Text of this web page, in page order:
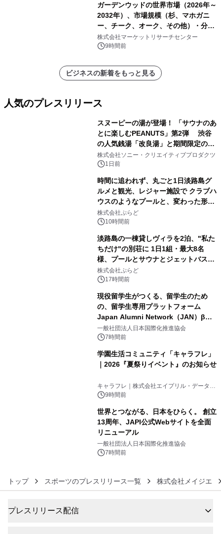
ガーデンウッドの世界市場（2026年～
2032年）、市場規模（杉、マホガニ
ー、チーク、オーク、その他）・分析
レポートを発表
株式会社マーケットリサーチセンター
9時間前
ビジネスの新着をもっと見る
人気のプレスリリース
スヌーピーの湯が登場！ 「サウナのあ
とに楽しむPEANUTS」第2弾 渋谷
の人気銭湯「改良湯」と期間限定のコ
ラボレーション サウナイキタイコラ
ボグッズも発売決定！
株式会社ソニー・クリエイティブプロダクツ
1日前
時間に追われず、丸ごと1日淡路島グ
ルメと観光、レジャー施設で クラブハ
ウスのようなプールと、変わった形の
サウナも 「THE BOXY AWAJI」のお
得な素泊まり連泊プランで
株式会社ぷらど
10時間前
淡路島の一棟貸しヴィラを2泊、"私た
ちだけ"の別荘に 1日1組・最大8名
様、プールとサウナとジェットバス付
きで Villa Mon Temps AWAJIの連泊
素泊りプラン
株式会社ぷらど
17時間前
現役留学生がつくる、留学生のため
の、留学生専用プラットフォーム
Japan Alumni Network（JAN）β版
をリリース
一般社団法人日本国際化推進協会
7時間前
学園生活コミュニティ「キャラフレ」
｜2026『夏祭りイベント』のお知らせ
キャラフレ｜株式会社エイプリル・データ・
デザインズ
9時間前
世界とつながる、日本をひらく。 創立
13周年、JAPI公式Webサイトを全面
リニューアル
一般社団法人日本国際化推進協会
7時間前
トップ スポーツのプレスリリース一覧 株式会社メイジエ
プレスリリース配信